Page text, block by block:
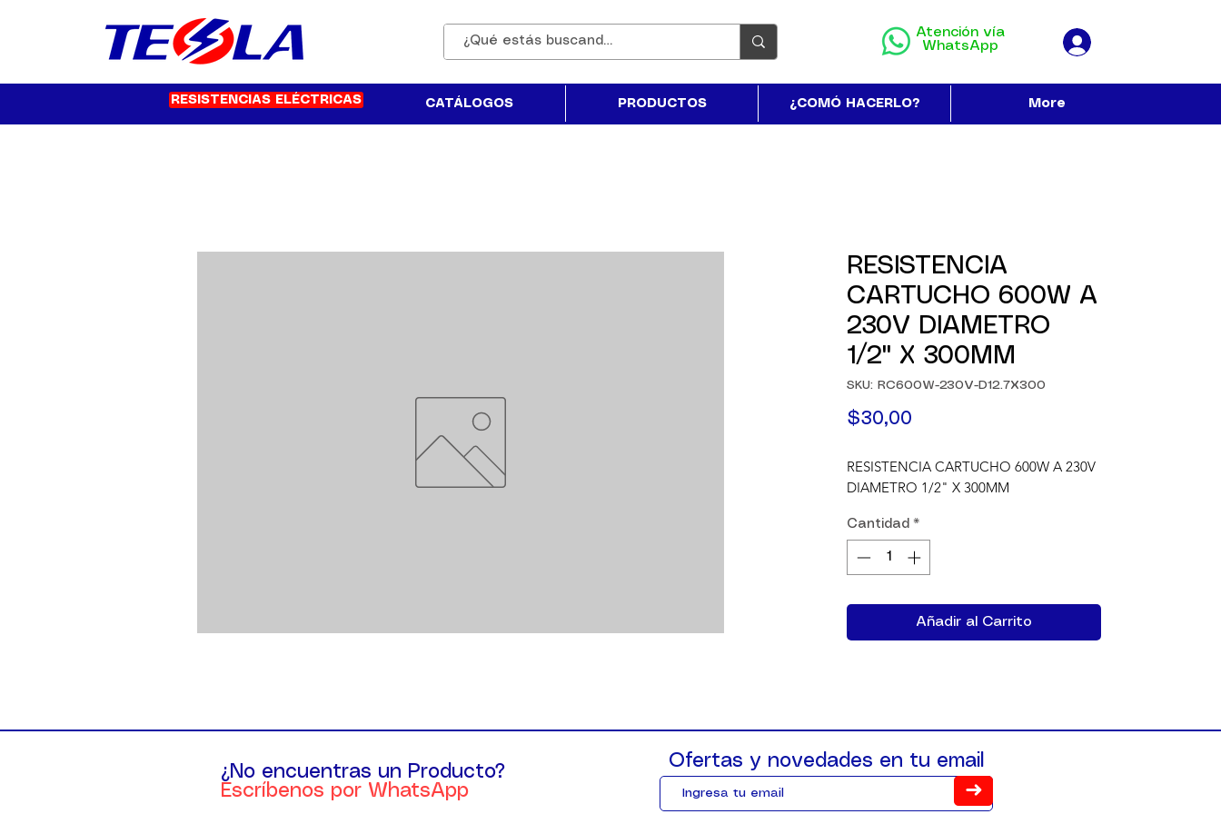
Atención vía
WhatsApp
RESISTENCIAS ELÉCTRICAS CATÁLOGOS PRODUCTOS ¿COMÓ HACERLO? More
RESISTENCIA
CARTUCHO 600W A
230V DIAMETRO
1/2" X 300MM
SKU: RC600W-230V-D12.7X300
$30,00
RESISTENCIA CARTUCHO 600W A 230V
DIAMETRO 1/2" X 300MM
Cantidad *
Añadir al Carrito
¿No encuentras un Producto?
Escríbenos por WhatsApp
Ofertas y novedades en tu email
➜